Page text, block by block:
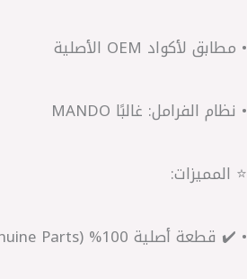
• مطابق لأكواد OEM الأصلية
• نظام الفرامل: غالبًا MANDO
⭐ المميزات:
• ✔️ قطعة أصلية 100% (Genuine Parts)